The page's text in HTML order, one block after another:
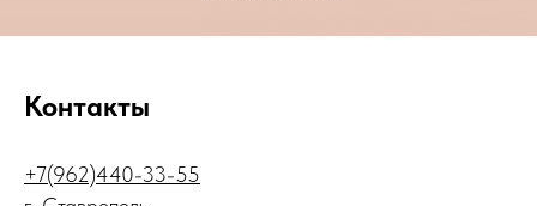
Контакты
+7(962)440-33-55